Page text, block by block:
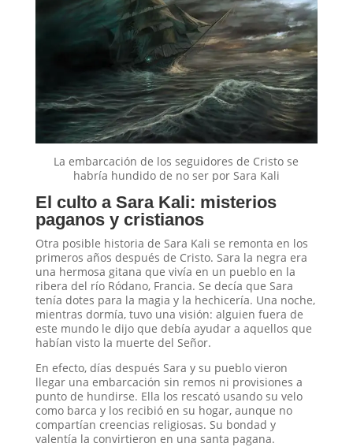
La embarcación de los seguidores de Cristo se
habría hundido de no ser por Sara Kali
El culto a Sara Kali: misterios
paganos y cristianos
Otra posible historia de Sara Kali se remonta en los
primeros años después de Cristo. Sara la negra era
una hermosa gitana que vivía en un pueblo en la
ribera del río Ródano, Francia. Se decía que Sara
tenía dotes para la magia y la hechicería. Una noche,
mientras dormía, tuvo una visión: alguien fuera de
este mundo le dijo que debía ayudar a aquellos que
habían visto la muerte del Señor.
En efecto, días después Sara y su pueblo vieron
llegar una embarcación sin remos ni provisiones a
punto de hundirse. Ella los rescató usando su velo
como barca y los recibió en su hogar, aunque no
compartían creencias religiosas. Su bondad y
valentía la convirtieron en una santa pagana.